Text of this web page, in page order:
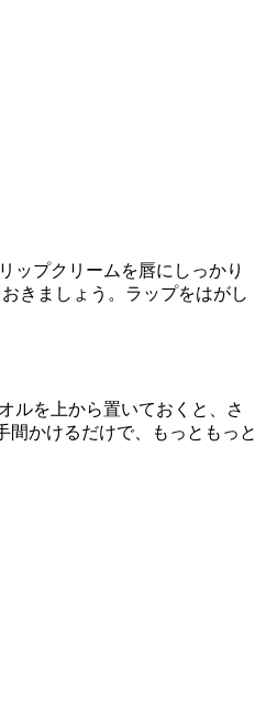
ップクリームを唇にしっかり
きましょう。ラップをはがし
ルを上から置いておくと、さ
かけるだけで、もっともっと